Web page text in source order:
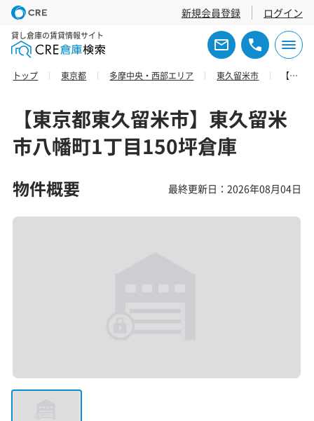
新規会員登録 ログイン
貸し倉庫の賃貸情報サイト
トップ 東京都 多摩中央・西部エリア 東久留米市 【東京都東久留米市】東久留米市八幡町1丁目150坪倉庫
【東京都東久留米市】東久留米
市八幡町1丁目150坪倉庫
物件概要 最終更新日：2026年08月04日